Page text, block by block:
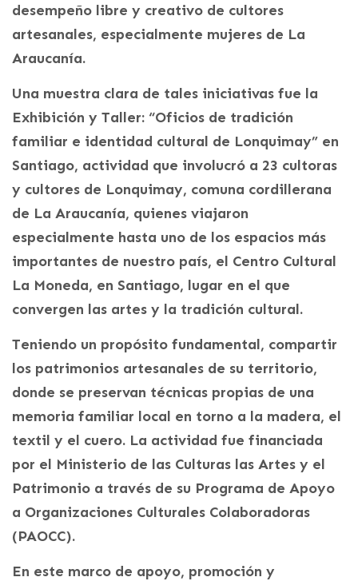
desempeño libre y creativo de cultores
artesanales, especialmente mujeres de La
Araucanía.
Una muestra clara de tales iniciativas fue la
Exhibición y Taller: “Oficios de tradición
familiar e identidad cultural de Lonquimay” en
Santiago, actividad que involucró a 23 cultoras
y cultores de Lonquimay, comuna cordillerana
de La Araucanía, quienes viajaron
especialmente hasta uno de los espacios más
importantes de nuestro país, el Centro Cultural
La Moneda, en Santiago, lugar en el que
convergen las artes y la tradición cultural.
Teniendo un propósito fundamental, compartir
los patrimonios artesanales de su territorio,
donde se preservan técnicas propias de una
memoria familiar local en torno a la madera, el
textil y el cuero. La actividad fue financiada
por el Ministerio de las Culturas las Artes y el
Patrimonio a través de su Programa de Apoyo
a Organizaciones Culturales Colaboradoras
(PAOCC).
En este marco de apoyo, promoción y